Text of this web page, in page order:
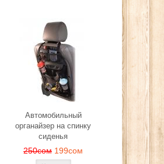
Автомобильный
органайзер на спинку
сиденья
250сом 199сом